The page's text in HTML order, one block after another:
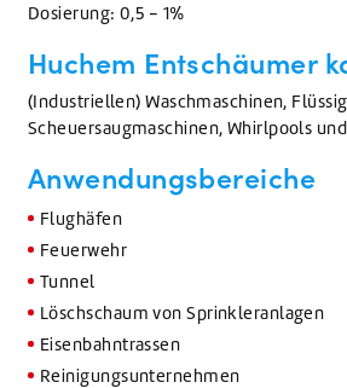
Dosierung: 0,5 - 1%
Huchem Entschäumer
(Industriellen) Waschmaschinen,
Scheuersaugmaschinen, Whirlpools
Anwendungsbereiche
Flughäfen
Feuerwehr
Tunnel
Löschschaum von Sprinkleranlagen
Eisenbahntrassen
Reinigungsunternehmen